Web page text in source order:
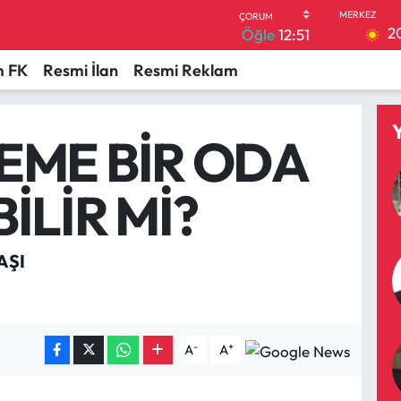
Öğle12:51
FK Resmi İlan Resmi Reklam
BİR ODA
Mİ?
A- A+